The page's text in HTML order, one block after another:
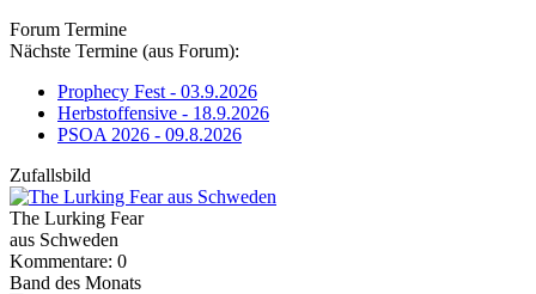
Forum Termine
Nächste Termine (aus Forum):
Prophecy Fest - 03.9.2026
Herbstoffensive - 18.9.2026
PSOA 2026 - 09.8.2026
Zufallsbild
The Lurking Fear
aus Schweden
Kommentare: 0
Band des Monats